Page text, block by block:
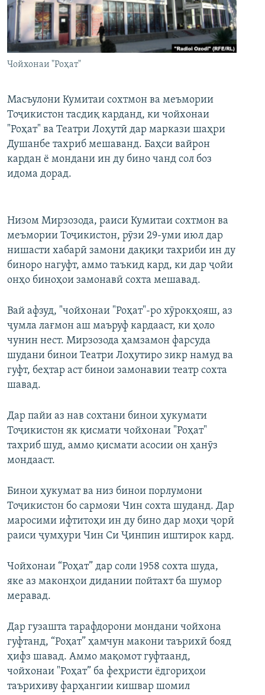
ГУЗОРИШҲОИ РАДИОӢ
Русский
ПАЙГИРӢ КУНЕД
Ҳамаи сомонаҳои RFE/RL
Чойхонаи "Роҳат"
Масъулони Кумитаи сохтмон ва меъмории
Тоҷикистон тасдиқ карданд, ки чойхонаи
"Роҳат" ва Театри Лоҳутӣ дар маркази шаҳри
Душанбе тахриб мешаванд. Баҳси вайрон
кардан ё мондани ин ду бино чанд сол боз
идома дорад.
Низом Мирзозода, раиси Кумитаи сохтмон ва
меъмории Тоҷикистон, рӯзи 29-уми июл дар
нишасти хабарӣ замони дақиқи тахриби ин ду
биноро нагуфт, аммо таъкид кард, ки дар ҷойи
онҳо биноҳои замонавӣ сохта мешавад.
Вай афзуд, "чойхонаи "Роҳат"-ро хӯрокҳояш, аз
ҷумла лағмон аш маъруф кардааст, ки ҳоло
чунин нест. Мирзозода ҳамзамон фарсуда
шудани бинои Театри Лоҳутиро зикр намуд ва
гуфт, беҳтар аст бинои замонавии театр сохта
шавад.
Дар пайи аз нав сохтани бинои ҳукумати
Тоҷикистон як қисмати чойхонаи "Роҳат"
тахриб шуд, аммо қисмати асосии он ҳанӯз
мондааст.
Бинои ҳукумат ва низ бинои порлумони
Тоҷикистон бо сармояи Чин сохта шуданд. Дар
маросими ифтитоҳи ин ду бино дар моҳи ҷорӣ
раиси ҷумҳури Чин Си Ҷинпин иштирок кард.
Чойхонаи “Роҳат” дар соли 1958 сохта шуда,
яке аз маконҳои дидании пойтахт ба шумор
меравад.
Дар гузашта тарафдорони мондани чойхона
гуфтанд, “Роҳат” ҳамчун макони таърихӣ бояд
ҳифз шавад. Аммо мақомот гуфтаанд,
чойхонаи "Роҳат” ба феҳристи ёдгориҳои
таърихиву фарҳангии кишвар шомил